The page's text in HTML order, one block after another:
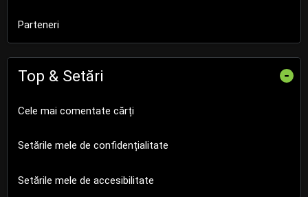
Parteneri
Top & Setări -
Cele mai comentate cărți
Setările mele de confidențialitate
Setările mele de accesibilitate